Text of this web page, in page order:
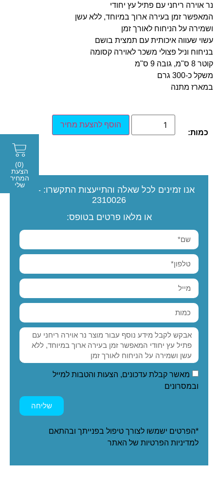
נר אוירה ריחני עם פתיל עץ יחודי
המאפשר זמן בעירה ארוך במיוחד, ללא עשן
ושמירה על הניחוח לאורך זמן
עשוי שעווה איכותית עם תמצית בושם
בניחוח וניל פצולי משכר לאוירה קסומה
קוטר 8 ס"מ, גובה 9 ס"מ
משקל כ-300 גרם
במארז מתנה
כמות:
הוסף להצעת מחיר
אנו זמינים לכל שאלה והתייעצות התקשרו: 077-
2310026
או מלאו פרטים בטופס:
מאשר קבלת עדכונים, הצעות והטבות למייל
ובמסרונים
שליחה
*הפרטים ישמשו לצורך טיפול בפנייתך ובהתאם
למדיניות הפרטיות של האתר
(0)
הצעת
המחיר
שלי